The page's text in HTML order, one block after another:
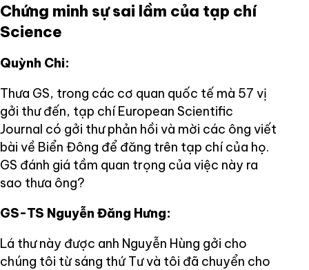
Chứng minh sự sai lầm của tạp chí
Science
Quỳnh Chi:
Thưa GS, trong các cơ quan quốc tế mà 57 vị
gởi thư đến, tạp chí European Scientific
Journal có gởi thư phản hồi và mời các ông viết
bài về Biển Đông để đăng trên tạp chí của họ.
GS đánh giá tầm quan trọng của việc này ra
sao thưa ông?
GS-TS Nguyễn Đăng Hưng:
Lá thư này được anh Nguyễn Hùng gởi cho
chúng tôi từ sáng thứ Tư và tôi đã chuyển cho